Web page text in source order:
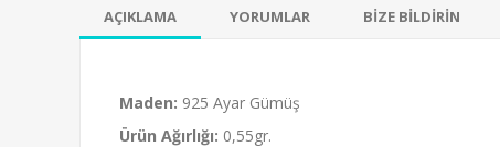
AÇIKLAMA YORUMLAR BİZE BİLDİRİN
Maden: 925 Ayar Gümüş
Ürün Ağırlığı: 0,55gr.
-24%